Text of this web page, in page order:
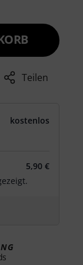
Teilen
kostenlos
5,90 €